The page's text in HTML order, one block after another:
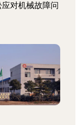
对机械故障问